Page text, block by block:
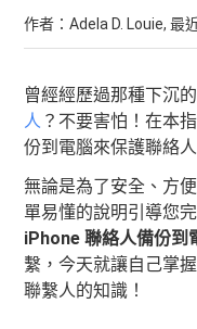
作者：Adela D. Louie, 最
曾經經歷過那種下沉
人 ？不要害怕！在本
份到電腦來保護聯絡
無論是為了安全、方
單易懂的說明引導您
iPhone 聯絡人備份到
繫，今天就讓自己掌
聯繫人的知識！